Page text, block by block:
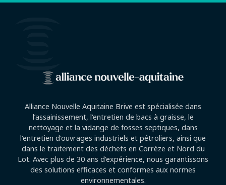
Alliance Nouvelle Aquitaine Brive est spécialisée dans
l’assainissement, l'entretien de bacs à graisse, le
nettoyage et la vidange de fosses septiques, dans
l'entretien d'ouvrages industriels et pétroliers, ainsi que
dans le traitement des déchets en Corrèze et Nord du
Lot. Avec plus de 30 ans d'expérience, nous garantissons
des solutions efficaces et conformes aux normes
environnementales.